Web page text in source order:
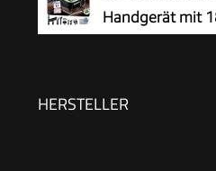
inkl. Bodenreinigungsset
Mikrofaser-Überzug und
Handgerät mit
Natürlich,Steam Cleaner
HERSTELLER